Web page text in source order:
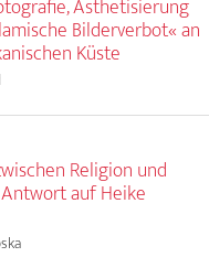
Ästhetisierung
Bilderverbot« an
Küste
Religion und
auf Heike